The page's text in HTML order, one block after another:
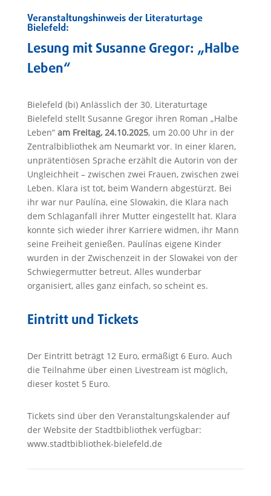
Veranstaltungshinweis der Literaturtage
Bielefeld:
Lesung mit Susanne Gregor: „Halbe
Leben“
Bielefeld (bi) Anlässlich der 30. Literaturtage
Bielefeld stellt Susanne Gregor ihren Roman „Halbe
Leben“ am Freitag, 24.10.2025, um 20.00 Uhr in der
Zentralbibliothek am Neumarkt vor. In einer klaren,
unprätentiösen Sprache erzählt die Autorin von der
Ungleichheit – zwischen zwei Frauen, zwischen zwei
Leben. Klara ist tot, beim Wandern abgestürzt. Bei
ihr war nur Paulína, eine Slowakin, die Klara nach
dem Schlaganfall ihrer Mutter eingestellt hat. Klara
konnte sich wieder ihrer Karriere widmen, ihr Mann
seine Freiheit genießen. Paulínas eigene Kinder
wurden in der Zwischenzeit in der Slowakei von der
Schwiegermutter betreut. Alles wunderbar
organisiert, alles ganz einfach, so scheint es.
Eintritt und Tickets
Der Eintritt beträgt 12 Euro, ermäßigt 6 Euro. Auch
die Teilnahme über einen Livestream ist möglich,
dieser kostet 5 Euro.
Tickets sind über den Veranstaltungskalender auf
der Website der Stadtbibliothek verfügbar:
www.stadtbibliothek-bielefeld.de